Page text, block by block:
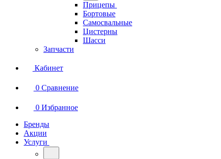
Прицепы
Бортовые
Самосвальные
Цистерны
Шасси
Запчасти
Кабинет
0 Сравнение
0 Избранное
Бренды
Акции
Услуги